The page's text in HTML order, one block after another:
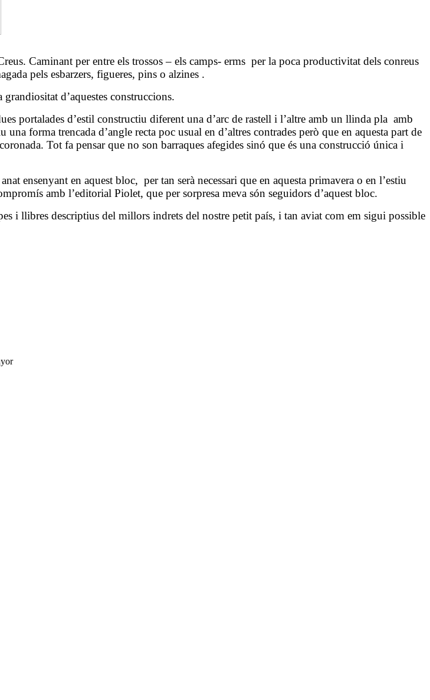
Caminant per entre els trossos – els camps- erms per la poca productivitat dels conreus
pels esbarzers, figueres, pins o alzines .
d’aquestes construccions.
portalades d’estil constructiu diferent una d’arc de rastell i l’altre amb un llinda pla amb
forma trencada d’angle recta poc usual en d’altres contrades però que en aquesta part de
Tot fa pensar que no son barraques afegides sinó que és una construcció única i
ensenyant en aquest bloc, per tan serà necessari que en aquesta primavera o en l’estiu
amb l’editorial Piolet, que per sorpresa meva són seguidors d’aquest bloc.
i llibres descriptius del millors indrets del nostre petit país, i tan aviat com em sigui possible